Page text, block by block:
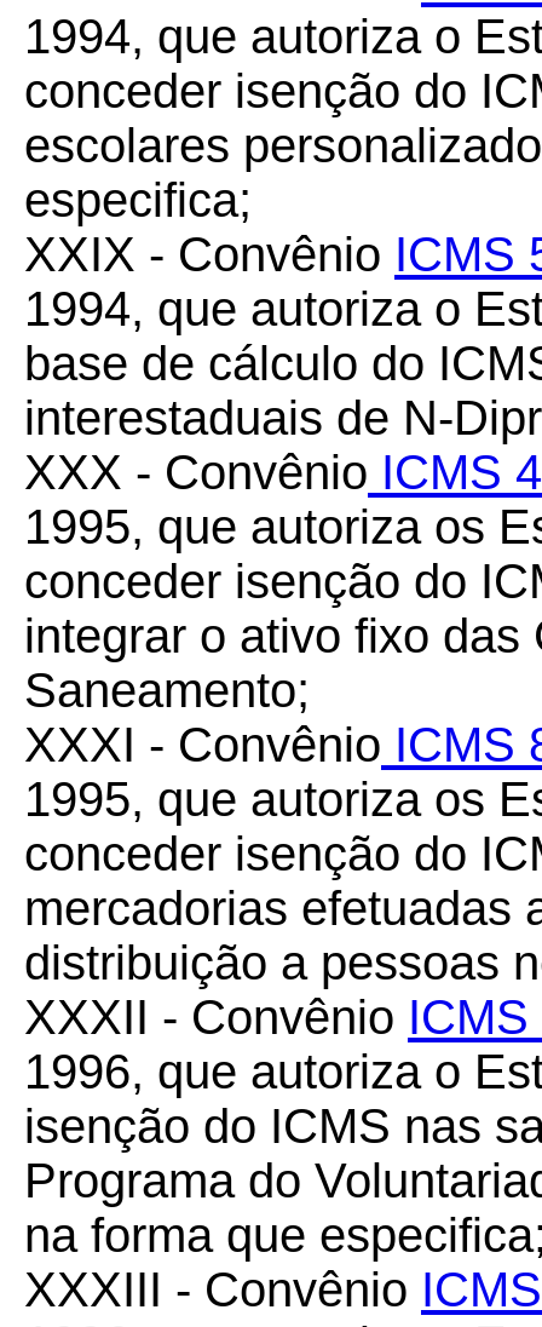
1994, que autoriza o
conceder isenção do
escolares
especifica;
XXIX - Convênio ICMS
1994, que autoriza o
base de cálculo do
interestaduais de N-
XXX - Convênio ICMS
1995, que autoriza os
conceder isenção do
integrar o ativo fixo
Saneamento;
XXXI - Convênio ICMS
1995, que autoriza os
conceder isenção do
mercadorias efetuadas
distribuição a pessoas
XXXII - Convênio
1996, que autoriza o
isenção do ICMS nas
Programa do
na forma que
XXXIII - Convênio